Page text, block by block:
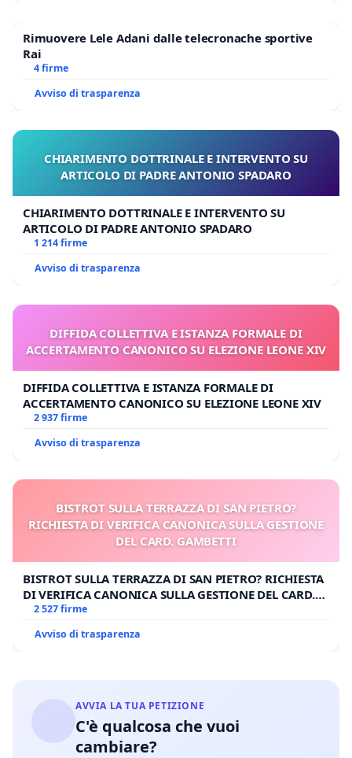
Rimuovere Lele Adani dalle telecronache sportive
Rai
4 firme
Avviso di trasparenza
CHIARIMENTO DOTTRINALE E INTERVENTO SU
ARTICOLO DI PADRE ANTONIO SPADARO
CHIARIMENTO DOTTRINALE E INTERVENTO SU
ARTICOLO DI PADRE ANTONIO SPADARO
1 214 firme
Avviso di trasparenza
DIFFIDA COLLETTIVA E ISTANZA FORMALE DI
ACCERTAMENTO CANONICO SU ELEZIONE LEONE XIV
DIFFIDA COLLETTIVA E ISTANZA FORMALE DI
ACCERTAMENTO CANONICO SU ELEZIONE LEONE XIV
2 937 firme
Avviso di trasparenza
BISTROT SULLA TERRAZZA DI SAN PIETRO?
RICHIESTA DI VERIFICA CANONICA SULLA GESTIONE
DEL CARD. GAMBETTI
BISTROT SULLA TERRAZZA DI SAN PIETRO? RICHIESTA
DI VERIFICA CANONICA SULLA GESTIONE DEL CARD.
GAMBETTI
2 527 firme
Avviso di trasparenza
AVVIA LA TUA PETIZIONE
C'è qualcosa che vuoi
cambiare?